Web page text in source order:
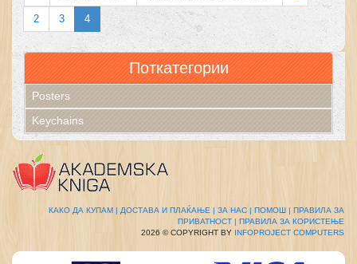
2 3 4
Поткатегории
Posters
Keychains
КАКО ДА КУПАМ | ДОСТАВА И ПЛАЌАЊЕ | ЗА НАС | ПОМОШ | ПРАВИЛА ЗА
ПРИВАТНОСТ | ПРАВИЛА ЗА КОРИСТЕЊЕ
2026 © COPYRIGHT BY INFOPROJECT COMPUTERS